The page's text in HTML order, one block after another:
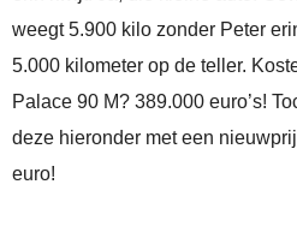
weegt 5.900 kilo zonder Peter
5.000 kilometer op de teller.
Palace 90 M? 389.000 euro’s!
deze hieronder met een
euro!